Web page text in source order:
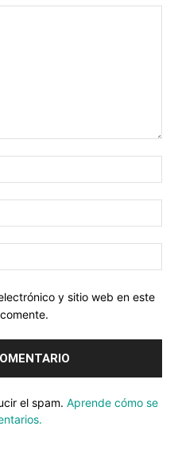
y sitio web en este
el spam. Aprende cómo se